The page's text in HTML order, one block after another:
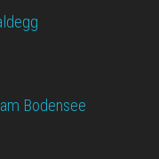
Bodensee